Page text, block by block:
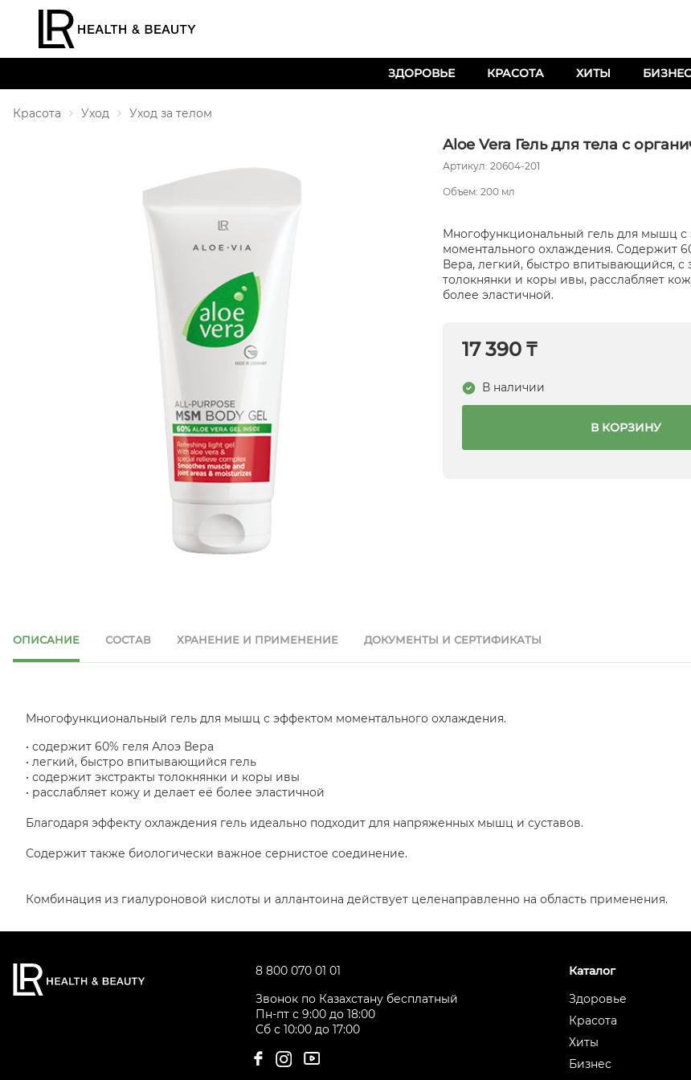
ЗДОРОВЬЕ КРАСОТА ХИТЫ БИЗНЕС
Красота Уход Уход за телом
Aloe Vera Гель для тела с
Артикул: 20604-201
Объем: 200 мл
Многофункциональный гель для мышц с
моментального охлаждения. Содержит
Вера, легкий, быстро впитывающийся, с
толокнянки и коры ивы, расслабляет
более эластичной.
17 390 ₸
В наличии
В КОРЗИНУ
ОПИСАНИЕ СОСТАВ ХРАНЕНИЕ И ПРИМЕНЕНИЕ ДОКУМЕНТЫ И СЕРТИФИКАТЫ
Многофункциональный гель для мышц с эффектом моментального охлаждения.
• содержит 60% геля Алоэ Вера
• легкий, быстро впитывающийся гель
• содержит экстракты толокнянки и коры ивы
• расслабляет кожу и делает её более эластичной
Благодаря эффекту охлаждения гель идеально подходит для напряженных мышц и суставов.
Содержит также биологически важное сернистое соединение.
Комбинация из гиалуроновой кислоты и аллантоина действует целенаправленно на область применения.
8 800 070 01 01
Звонок по Казахстану бесплатный
Пн-пт с 9:00 до 18:00
Сб с 10:00 до 17:00
Каталог
Здоровье
Красота
Хиты
Бизнес